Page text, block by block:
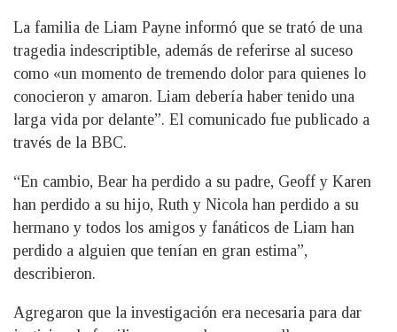
La familia de Liam Payne informó que se trató de una
tragedia indescriptible, además de referirse al suceso
como «un momento de tremendo dolor para quienes lo
conocieron y amaron. Liam debería haber tenido una
larga vida por delante”. El comunicado fue publicado a
través de la BBC.
“En cambio, Bear ha perdido a su padre, Geoff y Karen
han perdido a su hijo, Ruth y Nicola han perdido a su
hermano y todos los amigos y fanáticos de Liam han
perdido a alguien que tenían en gran estima”,
describieron.
Agregaron que la investigación era necesaria para dar